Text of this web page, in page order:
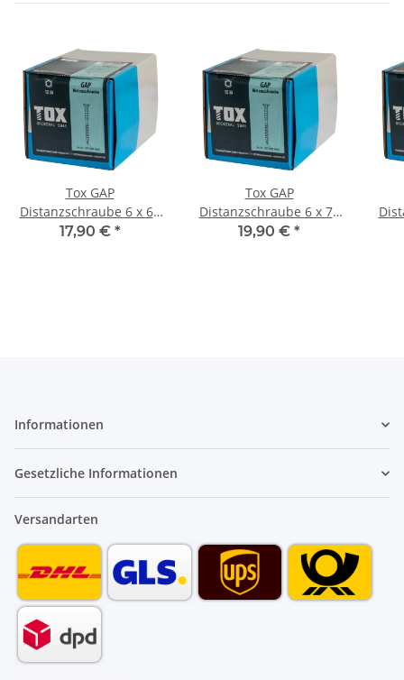
Tox GAP
Distanzschraube 6 x 60
mm verzinkt Torx 100Stk
17,90 € *
Tox GAP
Distanzschraube 6 x 70
mm verzinkt Torx 100Stk
19,90 € *
Informationen
Gesetzliche Informationen
Versandarten